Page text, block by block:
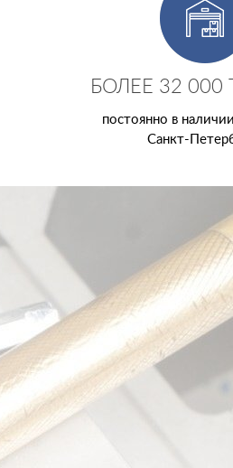
БОЛЕЕ 32 000
постоянно в
Санкт-